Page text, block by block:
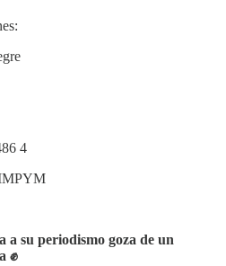
4
a su periodismo goza de un
✊